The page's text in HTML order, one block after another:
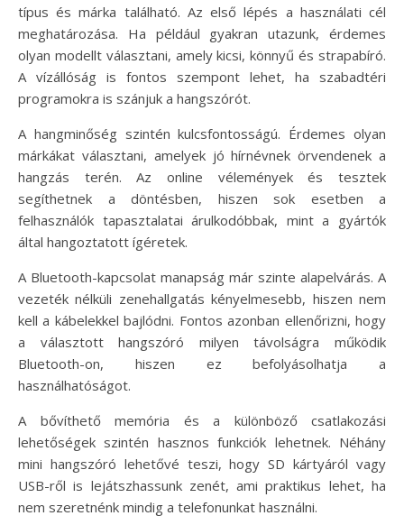
típus és márka található. Az első lépés a használati cél
meghatározása. Ha például gyakran utazunk, érdemes
olyan modellt választani, amely kicsi, könnyű és strapabíró.
A vízállóság is fontos szempont lehet, ha szabadtéri
programokra is szánjuk a hangszórót.
A hangminőség szintén kulcsfontosságú. Érdemes olyan
márkákat választani, amelyek jó hírnévnek örvendenek a
hangzás terén. Az online vélemények és tesztek
segíthetnek a döntésben, hiszen sok esetben a
felhasználók tapasztalatai árulkodóbbak, mint a gyártók
által hangoztatott ígéretek.
A Bluetooth-kapcsolat manapság már szinte alapelvárás. A
vezeték nélküli zenehallgatás kényelmesebb, hiszen nem
kell a kábelekkel bajlódni. Fontos azonban ellenőrizni, hogy
a választott hangszóró milyen távolságra működik
Bluetooth-on, hiszen ez befolyásolhatja a
használhatóságot.
A bővíthető memória és a különböző csatlakozási
lehetőségek szintén hasznos funkciók lehetnek. Néhány
mini hangszóró lehetővé teszi, hogy SD kártyáról vagy
USB-ről is lejátszhassunk zenét, ami praktikus lehet, ha
nem szeretnénk mindig a telefonunkat használni.